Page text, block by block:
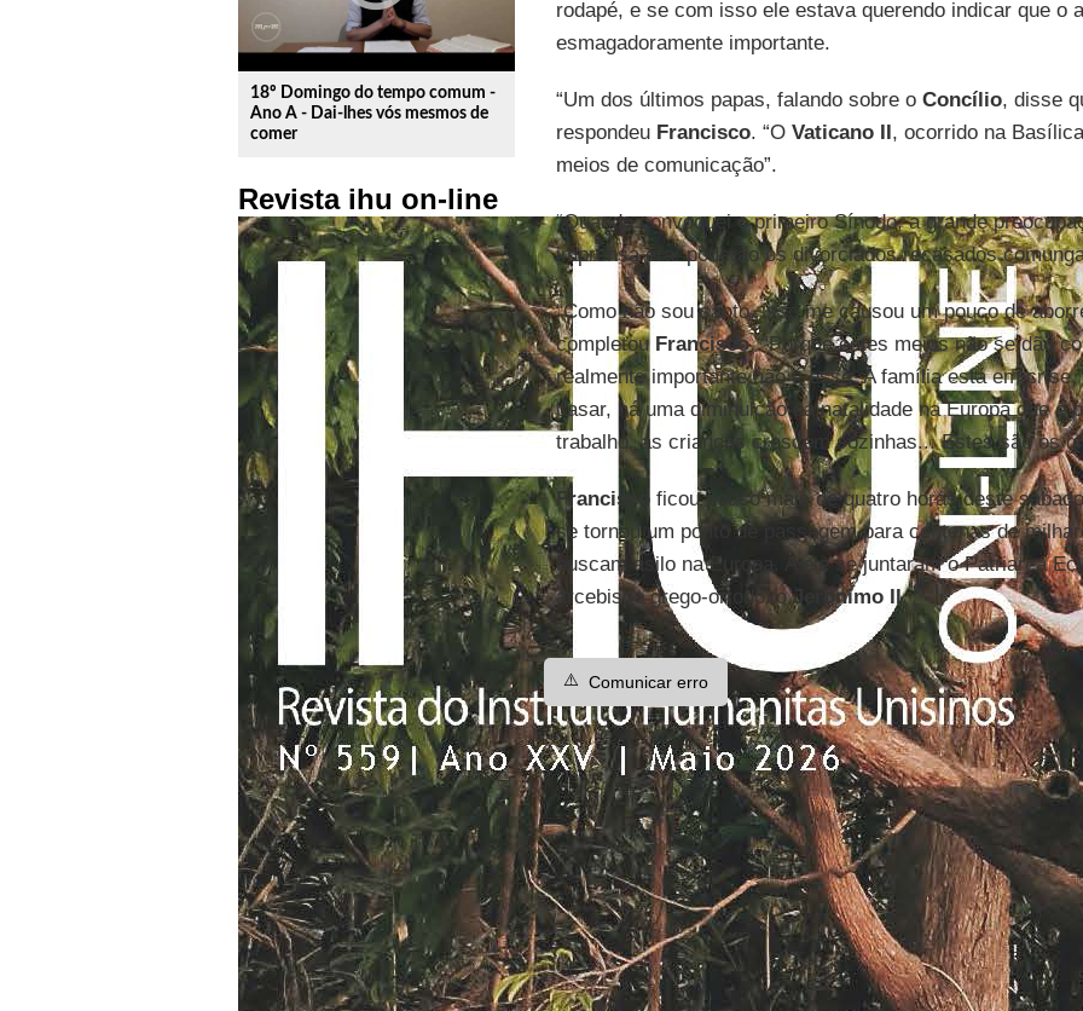
18º Domingo do tempo comum -
Ano A - Dai-lhes vós mesmos de
comer
Revista ihu on-line
rodapé, e se com isso ele estava querendo indicar que o
esmagadoramente importante.
“Um dos últimos papas, falando sobre o Concílio, disse
respondeu Francisco. “O Vaticano II, ocorrido na
meios de comunicação”.
“Quando convoquei o primeiro Sínodo, a grande
imprensa era: poderão os divorciados recasados
“Como não sou santo, isso me causou um pouco de
completou Francisco. “Porque estes meios não se dão
realmente importante não é esse. A família está em
casar, há uma diminuição da natalidade na Europa que é
trabalho, as crianças crescem sozinhas... Estes são os
Franciscoficou pouco mais de quatro horas deste
se tornou um ponto de passagem para centenas de
buscam asilo na Europa. A ele se juntaram o Patriarca
arcebispo grego-ortodoxoJerônimo II.
⚠️ Comunicar erro